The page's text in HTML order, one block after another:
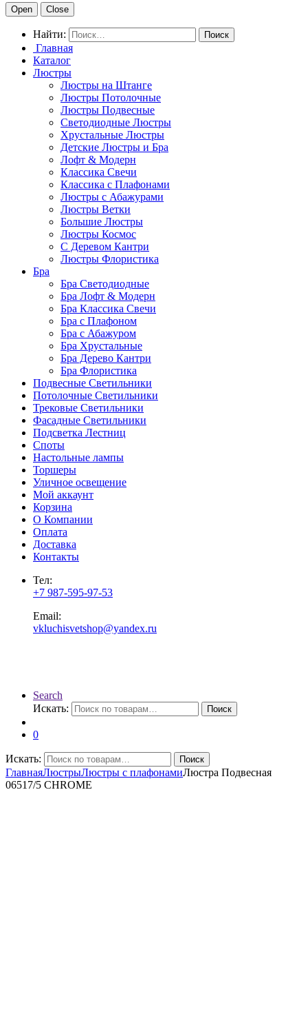
Open Close
Найти:
Главная
Каталог
Люстры
Люстры на Штанге
Люстры Потолочные
Люстры Подвесные
Светодиодные Люстры
Хрустальные Люстры
Детские Люстры и Бра
Лофт & Модерн
Классика Свечи
Классика с Плафонами
Люстры с Абажурами
Люстры Ветки
Большие Люстры
Люстры Космос
С Деревом Кантри
Люстры Флористика
Бра
Бра Светодиодные
Бра Лофт & Модерн
Бра Классика Свечи
Бра с Плафоном
Бра с Абажуром
Бра Хрустальные
Бра Дерево Кантри
Бра Флористика
Подвесные Светильники
Потолочные Светильники
Трековые Светильники
Фасадные Светильники
Подсветка Лестниц
Споты
Настольные лампы
Торшеры
Уличное освещение
Мой аккаунт
Корзина
О Компании
Оплата
Доставка
Контакты
Тел:
+7 987-595-97-53
Email:
vkluchisvetshop@yandex.ru
Search
Искать:
Поиск
0
Искать: Поиск
ГлавнаяЛюстрыЛюстры с плафонамиЛюстра Подвесная
06517/5 CHROME